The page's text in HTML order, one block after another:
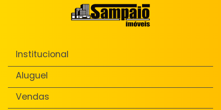
Institucional
Aluguel
Vendas